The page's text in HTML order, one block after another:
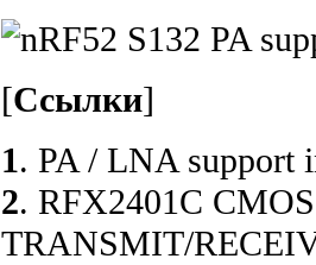
[Ссылки]
1. PA / LNA support
2. RFX2401C
TRANSMIT/